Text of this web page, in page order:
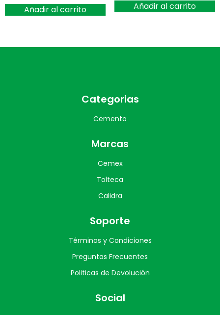
Añadir al carrito Añadir al carrito
Categorias
Cemento
Marcas
Cemex
Tolteca
Calidra
Soporte
Términos y Condiciones
Preguntas Frecuentes
Politicas de Devolución
Social